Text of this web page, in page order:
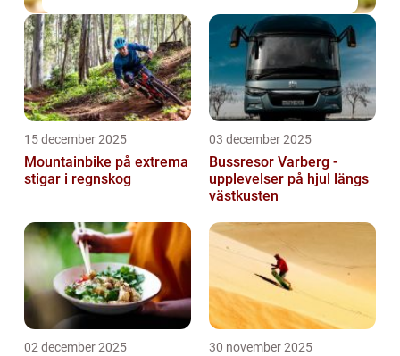
15 december 2025
Mountainbike på extrema
stigar i regnskog
03 december 2025
Bussresor Varberg -
upplevelser på hjul längs
västkusten
02 december 2025 30 november 2025